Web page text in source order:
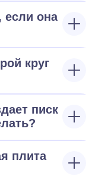
если она
круг
писк
плита